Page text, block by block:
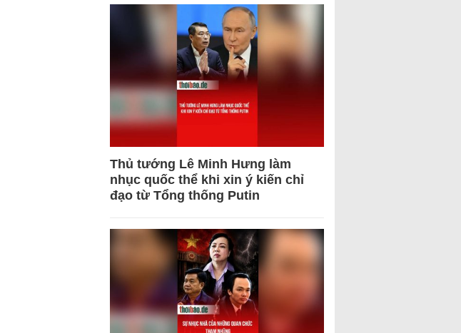
Thủ tướng Lê Minh Hưng làm
nhục quốc thể khi xin ý kiến chỉ
đạo từ Tổng thống Putin